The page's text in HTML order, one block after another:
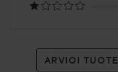
ARVIOI TUOTE